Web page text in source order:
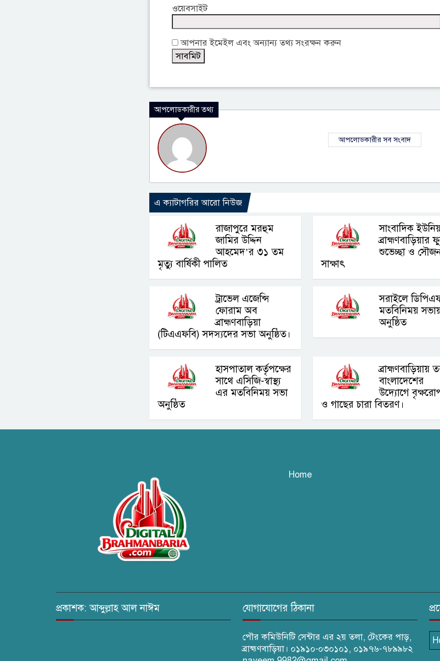
ওয়েবসাইট
আপনার ইমেইল এবং অন্যান্য তথ্য সংরক্ষন করুন
আপলোডকারীর তথ্য
আপলোডকারীর সব সংবাদ
এ ক্যাটাগরির আরো নিউজ
রাজাপুরে মরহুম
জামির উদ্দিন
আহমেদ’র ৩১ তম
মৃত্যু বার্ষিকী পালিত
সাংবাদিক
ব্রাহ্মণবাড়িয়ার
শুভেচ্ছা ও
সাক্ষাৎ
ট্রাভেল এজেন্সি
ফোরাম অব
ব্রাহ্মণবাড়িয়া
(টিএএফবি) সদস্যদের সভা অনুষ্ঠিত।
সরাইলে
মতবিনিময়
অনুষ্ঠিত
হাসপাতাল কর্তৃপক্ষের
সাথে এসিজি-স্বাস্থ্য
এর মতবিনিময় সভা
অনুষ্ঠিত
ব্রাহ্মণবাড়িয়ায়
বাংলাদেশের
উদ্যোগে
ও গাছের চারা বিতরণ।
Home
প্রকাশক: আব্দুল্লাহ আল নাঈম যোগাযোগের ঠিকানা
পৌর কমিউনিটি সেন্টার এর ২য় তলা, টেংকের পাড়,
ব্রাহ্মণবাড়িয়া। ০১৯১০-০৩০১০১, ০১৯৭৬-৭৮৯৯৮২